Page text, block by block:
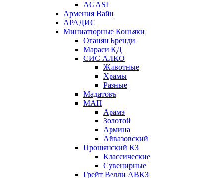
AGASI
Армения Вайн
АРАДИС
Миниатюрные Коньяки
Оганян Бренди
Мараси КД
СИС АЛКО
Животные
Храмы
Разные
Мадатовъ
МАП
Арамэ
Золотой
Армина
Айвазовский
Прошянский КЗ
Классические
Сувенирные
Грейт Велли АВКЗ